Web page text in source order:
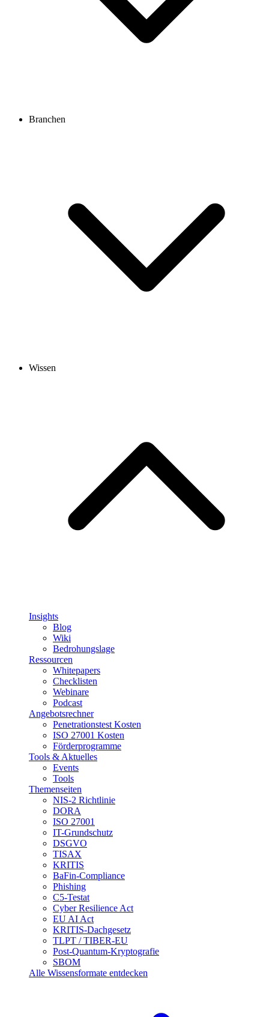
Branchen
Wissen
Insights
Blog
Wiki
Bedrohungslage
Ressourcen
Whitepapers
Checklisten
Webinare
Podcast
Angebotsrechner
Penetrationstest Kosten
ISO 27001 Kosten
Förderprogramme
Tools & Aktuelles
Events
Tools
Themenseiten
NIS-2 Richtlinie
DORA
ISO 27001
IT-Grundschutz
DSGVO
TISAX
KRITIS
BaFin-Compliance
Phishing
C5-Testat
Cyber Resilience Act
EU AI Act
KRITIS-Dachgesetz
TLPT / TIBER-EU
Post-Quantum-Kryptografie
SBOM
Alle Wissensformate entdecken